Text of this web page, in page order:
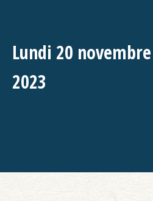
Lundi 20 novembre
2023